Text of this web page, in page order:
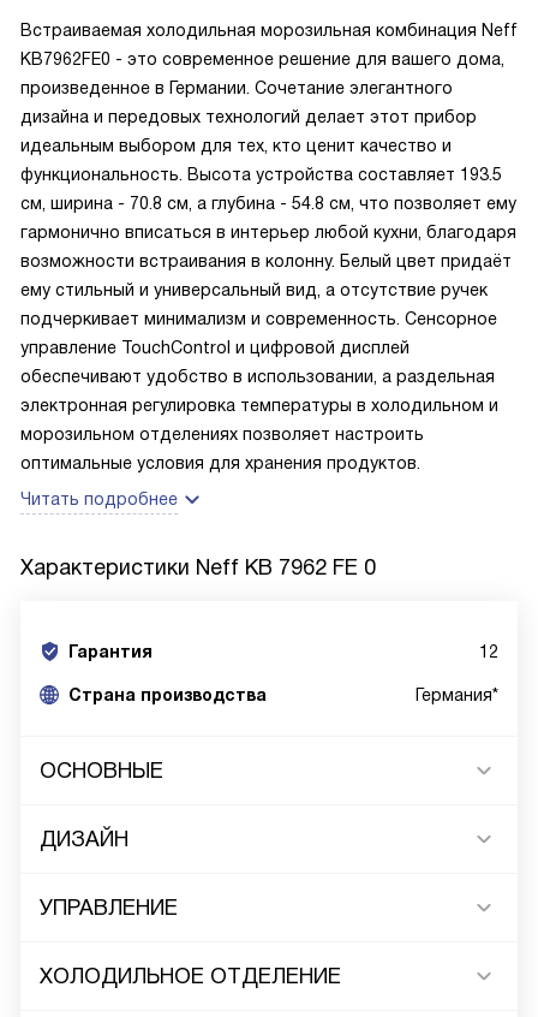
Встраиваемая холодильная морозильная комбинация Neff
KB7962FE0 - это современное решение для вашего дома,
произведенное в Германии. Сочетание элегантного
дизайна и передовых технологий делает этот прибор
идеальным выбором для тех, кто ценит качество и
функциональность. Высота устройства составляет 193.5
см, ширина - 70.8 см, а глубина - 54.8 см, что позволяет ему
гармонично вписаться в интерьер любой кухни, благодаря
возможности встраивания в колонну. Белый цвет придаёт
ему стильный и универсальный вид, а отсутствие ручек
подчеркивает минимализм и современность. Сенсорное
управление TouchControl и цифровой дисплей
обеспечивают удобство в использовании, а раздельная
электронная регулировка температуры в холодильном и
морозильном отделениях позволяет настроить
оптимальные условия для хранения продуктов.
Читать подробнее
Характеристики Neff KB 7962 FE 0
Гарантия 12
Страна производства Германия*
ОСНОВНЫЕ
ДИЗАЙН
УПРАВЛЕНИЕ
ХОЛОДИЛЬНОЕ ОТДЕЛЕНИЕ